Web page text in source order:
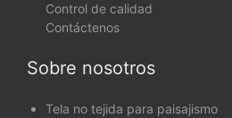
Control de calidad
Contáctenos
Sobre nosotros
Tela no tejida para paisajismo